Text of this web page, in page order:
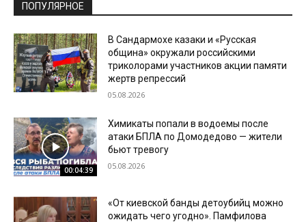
ПОПУЛЯРНОЕ
В Сандармохе казаки и «Русская
община» окружали российскими
триколорами участников акции памяти
жертв репрессий
05.08.2026
00:04:39
Химикаты попали в водоемы после
атаки БПЛА по Домодедово — жители
бьют тревогу
05.08.2026
«От киевской банды детоубийц можно
ожидать чего угодно». Памфилова